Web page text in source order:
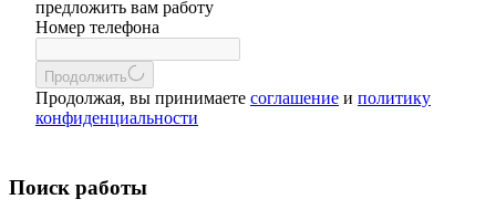
предложить вам работу
Номер телефона
Продолжить
Продолжая, вы принимаете соглашение и политику
конфиденциальности
Поиск работы